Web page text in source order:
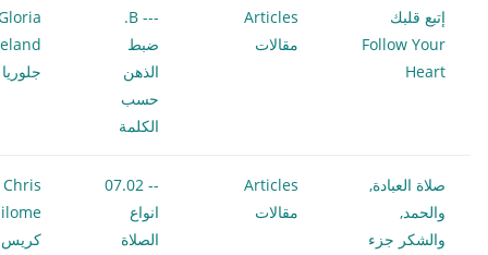
إتبع قلبك
Follow Your
Heart
Articles
مقالات
--- B.
ضبط
الذهن
حسب
الكلمة
صلاة العبادة,
والحمد,
والشكر جزء
Articles
مقالات
-- 07.02
انواع
الصلاة
Chris
كريس